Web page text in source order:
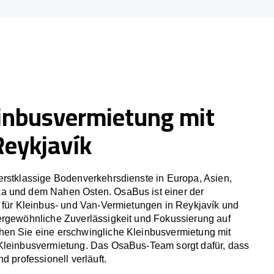
mit
Bodenverkehrsdienste in Europa, Asien,
und dem Nahen Osten. OsaBus ist einer der
Kleinbus- und Van-Vermietungen in Reykjavík und
Zuverlässigkeit und Fokussierung auf
Sie eine erschwingliche Kleinbusvermietung mit
Das OsaBus-Team sorgt dafür, dass
professionell verläuft.